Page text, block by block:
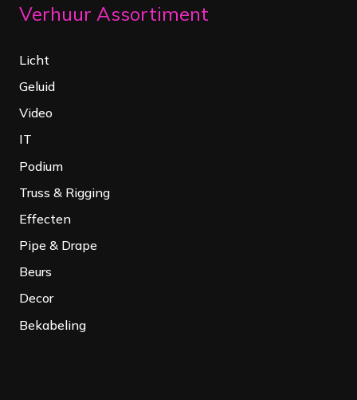
Verhuur Assortiment
Licht
Geluid
Video
IT
Podium
Truss & Rigging
Effecten
Pipe & Drape
Beurs
Decor
Bekabeling